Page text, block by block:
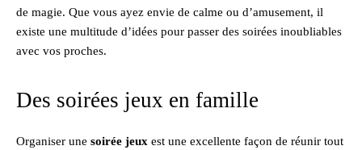
de magie. Que vous ayez envie de calme ou d’amusement, il
existe une multitude d’idées pour passer des soirées inoubliables
avec vos proches.
Des soirées jeux en famille
Organiser une soirée jeux est une excellente façon de réunir tout